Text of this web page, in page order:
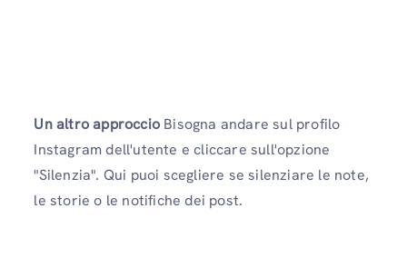
Un altro approccio Bisogna andare sul profilo
Instagram dell'utente e cliccare sull'opzione
"Silenzia". Qui puoi scegliere se silenziare le note,
le storie o le notifiche dei post.